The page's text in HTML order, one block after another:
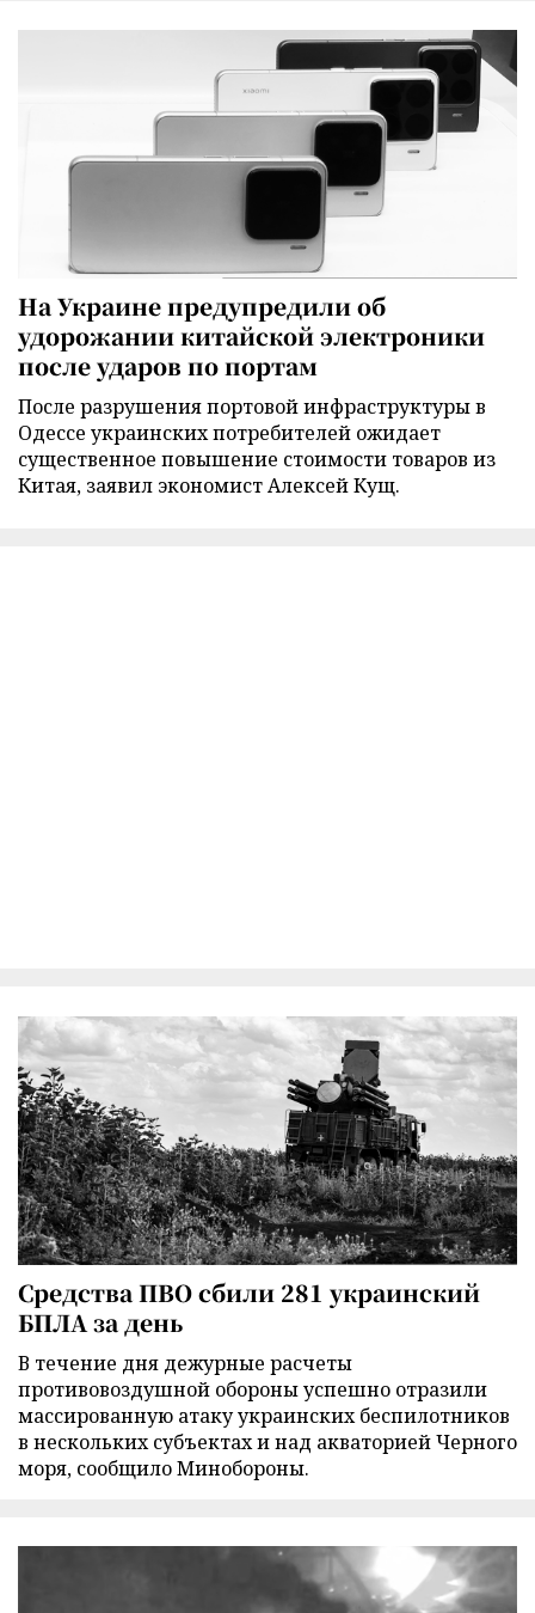
На Украине предупредили об
удорожании китайской электроники
после ударов по портам
После разрушения портовой инфраструктуры в
Одессе украинских потребителей ожидает
существенное повышение стоимости товаров из
Китая, заявил экономист Алексей Кущ.
Средства ПВО сбили 281 украинский
БПЛА за день
В течение дня дежурные расчеты
противовоздушной обороны успешно отразили
массированную атаку украинских беспилотников
в нескольких субъектах и над акваторией Черного
моря, сообщило Минобороны.